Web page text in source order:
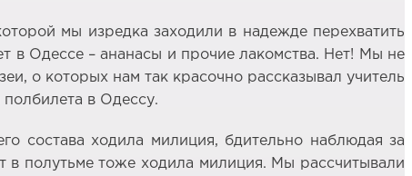
мы изредка заходили в надежде перехватить
в Одессе – ананасы и прочие лакомства. Нет! Мы не
о которых нам так красочно рассказывал учитель
в Одессу.
состава ходила милиция, бдительно наблюдая за
в полутьме тоже ходила милиция. Мы рассчитывали